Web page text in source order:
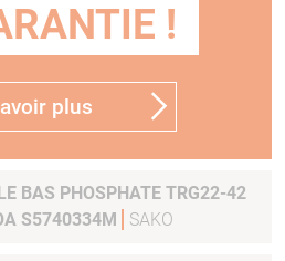
!
plus
BAS PHOSPHATE TRG22-42
S5740334M
SAKO